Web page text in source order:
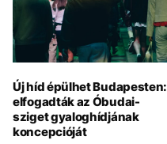
Új híd épülhet Budapesten:
elfogadták az Óbudai-
sziget gyaloghídjának
koncepcióját